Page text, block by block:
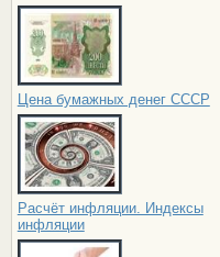
Цена бумажных денег СССР
Расчёт инфляции. Индексы
инфляции